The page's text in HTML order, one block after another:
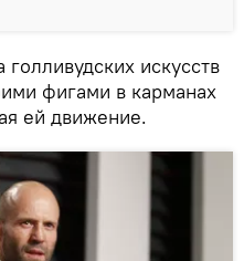
искусств
фигами в карманах
ей движение.